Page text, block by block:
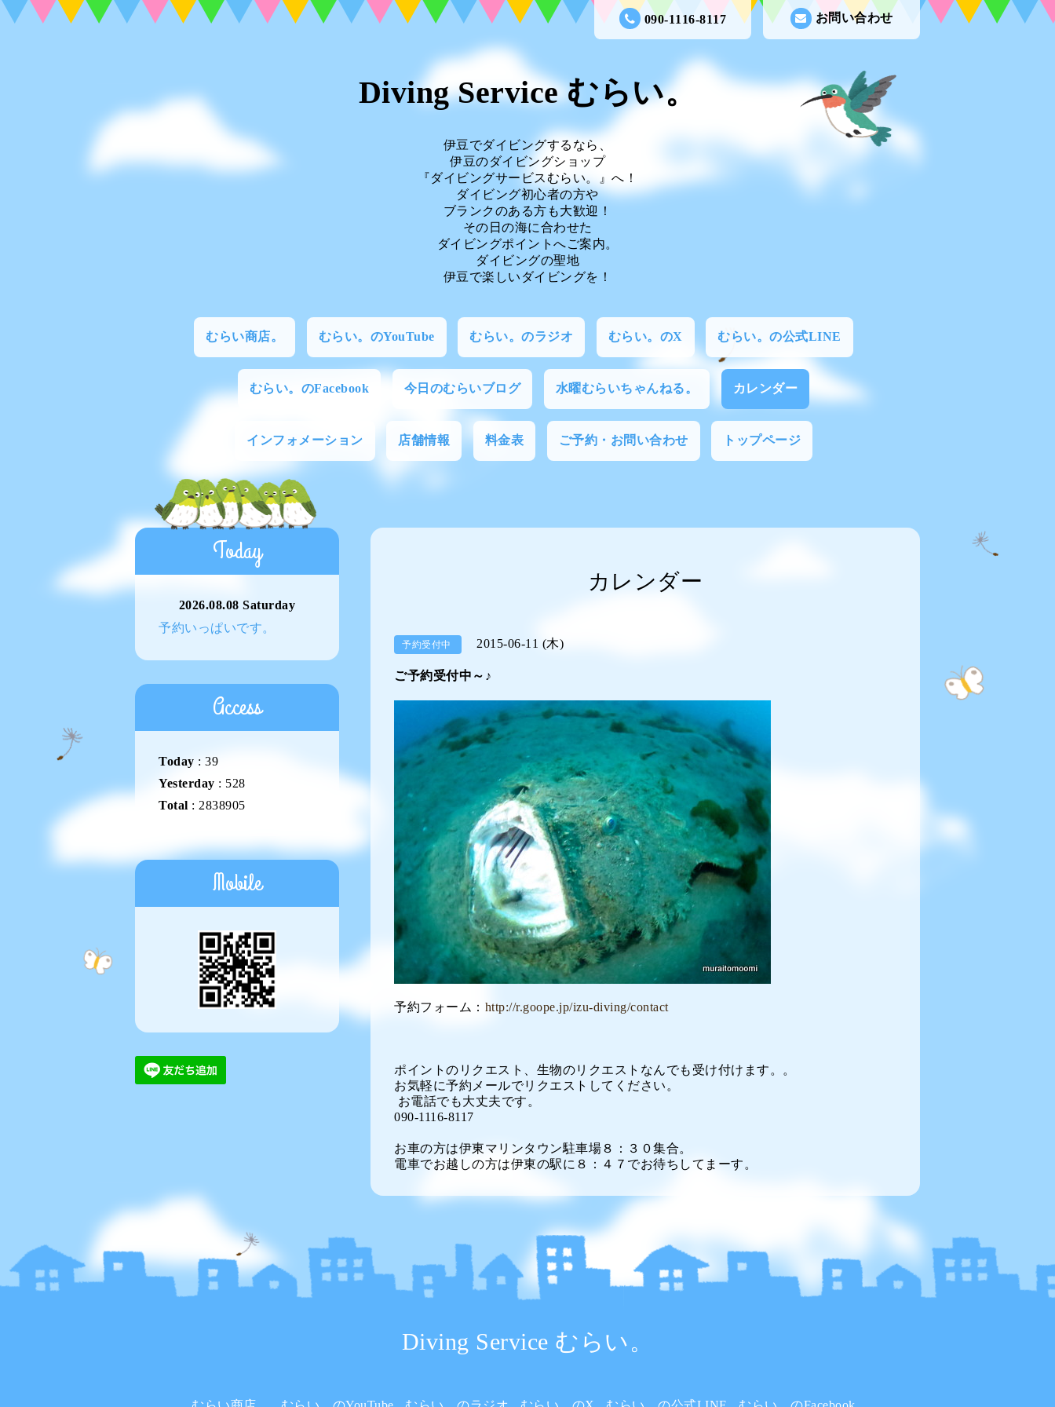
お問い合わせ
090-1116-8117
Diving Service むらい。
伊豆でダイビングするなら、
伊豆のダイビングショップ
『ダイビングサービスむらい。』へ！
ダイビング初心者の方や
ブランクのある方も大歓迎！
その日の海に合わせた
ダイビングポイントへご案内。
ダイビングの聖地
伊豆で楽しいダイビングを！
むらい商店。 むらい。のYouTube むらい。のラジオ むらい。のX むらい。の公式LINE
むらい。のFacebook 今日のむらいブログ 水曜むらいちゃんねる。 カレンダー
インフォメーション 店舗情報 料金表 ご予約・お問い合わせ トップページ
カレンダー
予約受付中 2015-06-11 (木)
ご予約受付中～♪
予約フォーム： http://r.goope.jp/izu-diving/contact
ポイントのリクエスト、生物のリクエストなんでも受け付けます。。
お気軽に予約メールでリクエストしてください。
お電話でも大丈夫です。
090-1116-8117
お車の方は伊東マリンタウン駐車場８：３０集合。
電車でお越しの方は伊東の駅に８：４７でお待ちしてまーす。
Today
2026.08.08 Saturday
予約いっぱいです。
Access
Today : 39
Yesterday : 528
Total : 2838905
Mobile
Diving Service むらい。